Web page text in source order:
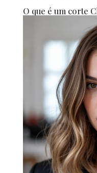
O que é um corte